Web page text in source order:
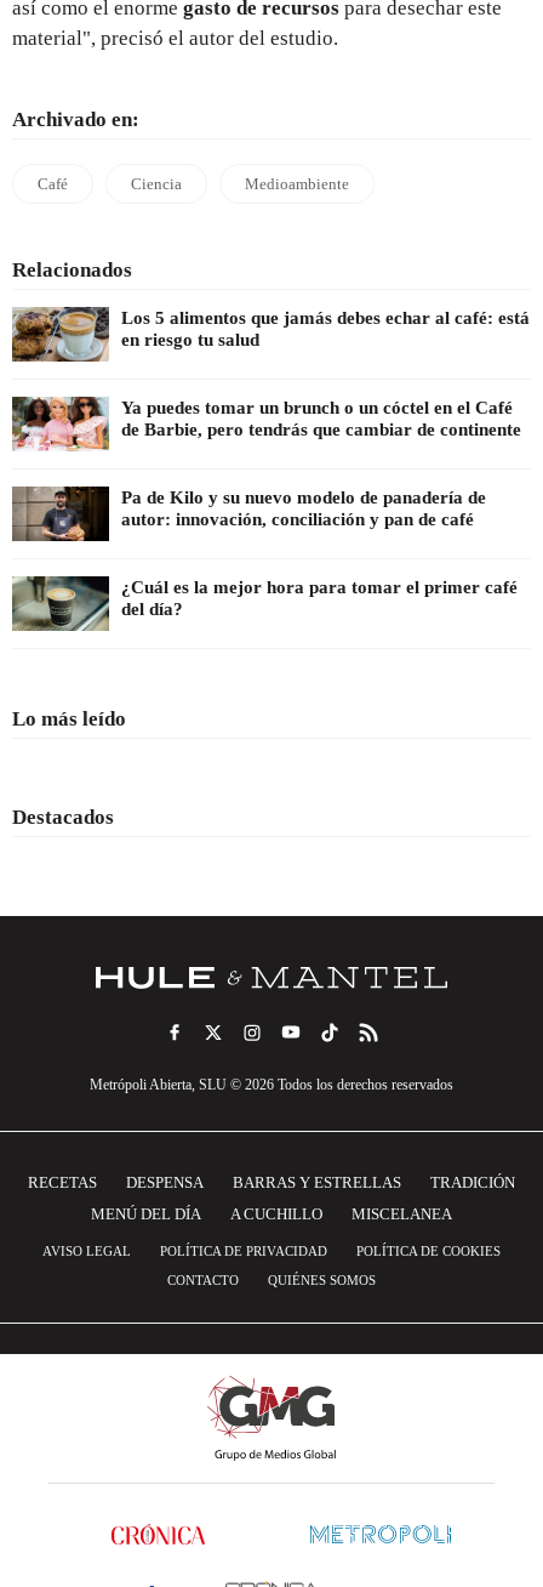
así como el enorme gasto de recursos para desechar este
material", precisó el autor del estudio.
Archivado en:
Café Ciencia Medioambiente
Relacionados
Los 5 alimentos que jamás debes echar al café: está
en riesgo tu salud
Ya puedes tomar un brunch o un cóctel en el Café
de Barbie, pero tendrás que cambiar de continente
Pa de Kilo y su nuevo modelo de panadería de
autor: innovación, conciliación y pan de café
¿Cuál es la mejor hora para tomar el primer café
del día?
Lo más leído
Destacados
Metrópoli Abierta, SLU © 2026 Todos los derechos reservados
RECETAS DESPENSA BARRAS Y ESTRELLAS
TRADICIÓN
MENÚ DEL DÍA
A CUCHILLO MISCELANEA
AVISO LEGAL POLÍTICA DE PRIVACIDAD
POLÍTICA DE COOKIES
CONTACTO
QUIÉNES SOMOS